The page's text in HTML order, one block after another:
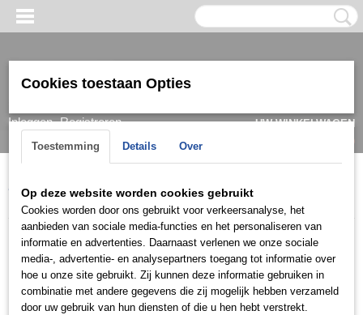
Inloggen Registreren
UW WINKELWAGEN
(0)
Home > Overige > Tesbih/Rozenkrans zilver (edelstenen)
TSBH010
Cookies toestaan Opties
Toestemming Details Over
Op deze website worden cookies gebruikt
Cookies worden door ons gebruikt voor verkeersanalyse, het
aanbieden van sociale media-functies en het personaliseren van
informatie en advertenties. Daarnaast verlenen we onze sociale
media-, advertentie- en analysepartners toegang tot informatie over
hoe u onze site gebruikt. Zij kunnen deze informatie gebruiken in
combinatie met andere gegevens die zij mogelijk hebben verzameld
door uw gebruik van hun diensten of die u hen hebt verstrekt.